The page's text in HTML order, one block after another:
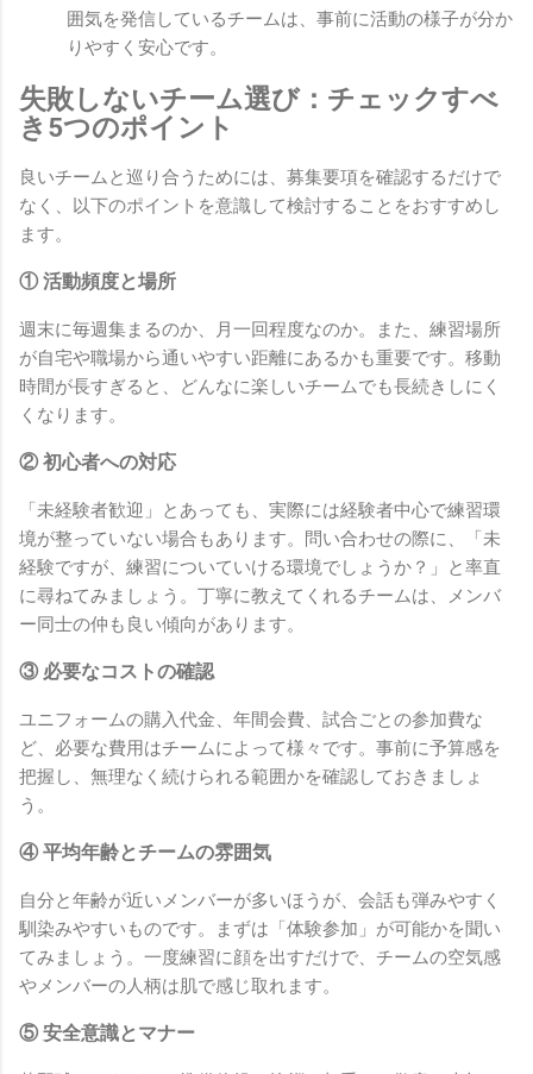
囲気を発信しているチームは、事前に活動の様子が分か
りやすく安心です。
失敗しないチーム選び：チェックすべ
き5つのポイント
良いチームと巡り合うためには、募集要項を確認するだけで
なく、以下のポイントを意識して検討することをおすすめし
ます。
① 活動頻度と場所
週末に毎週集まるのか、月一回程度なのか。また、練習場所
が自宅や職場から通いやすい距離にあるかも重要です。移動
時間が長すぎると、どんなに楽しいチームでも長続きしにく
くなります。
② 初心者への対応
「未経験者歓迎」とあっても、実際には経験者中心で練習環
境が整っていない場合もあります。問い合わせの際に、「未
経験ですが、練習についていける環境でしょうか？」と率直
に尋ねてみましょう。丁寧に教えてくれるチームは、メンバ
ー同士の仲も良い傾向があります。
③ 必要なコストの確認
ユニフォームの購入代金、年間会費、試合ごとの参加費な
ど、必要な費用はチームによって様々です。事前に予算感を
把握し、無理なく続けられる範囲かを確認しておきましょ
う。
④ 平均年齢とチームの雰囲気
自分と年齢が近いメンバーが多いほうが、会話も弾みやすく
馴染みやすいものです。まずは「体験参加」が可能かを聞い
てみましょう。一度練習に顔を出すだけで、チームの空気感
やメンバーの人柄は肌で感じ取れます。
⑤ 安全意識とマナー